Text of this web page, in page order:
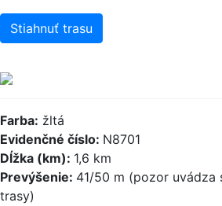
Stiahnuť trasu
Farba: žltá
Evidenčné číslo: N8701
Dĺžka (km): 1,6 km
Prevýšenie: 41/50 m (pozor uvádza
trasy)